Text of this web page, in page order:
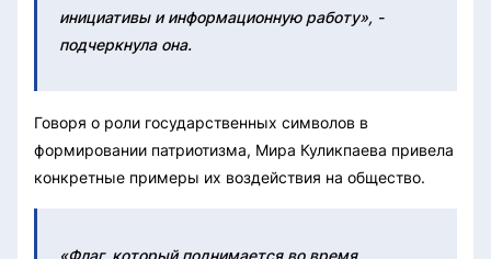
инициативы и информационную работу», -
подчеркнула она.
Говоря о роли государственных символов в
формировании патриотизма, Мира Куликпаева привела
конкретные примеры их воздействия на общество.
«Флаг, который поднимается во время